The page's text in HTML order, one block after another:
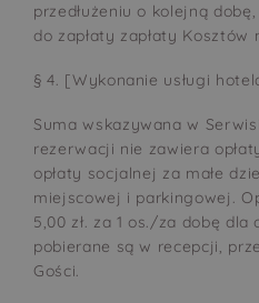
przedłużeniu o kolejną
do zapłaty zapłaty
§ 4. [Wykonanie usługi
Suma wskazywana w
rezerwacji nie zawiera
opłaty socjalnej za małe
miejscowej i parkingowej.
5,00 zł. za 1 os./za dobę dla
pobierane są w recepcji,
Gości.